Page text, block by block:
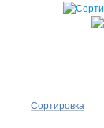
Сортировка